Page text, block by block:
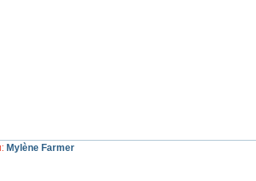
Mylène Farmer